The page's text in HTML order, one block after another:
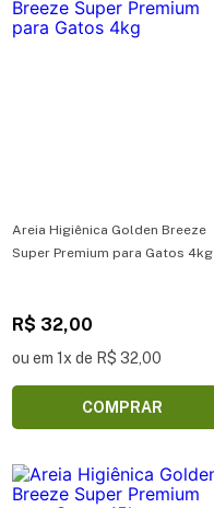
Areia Higiênica Golden Breeze
Super Premium para Gatos 4kg
R$ 32,00
ou em 1x de R$ 32,00
COMPRAR